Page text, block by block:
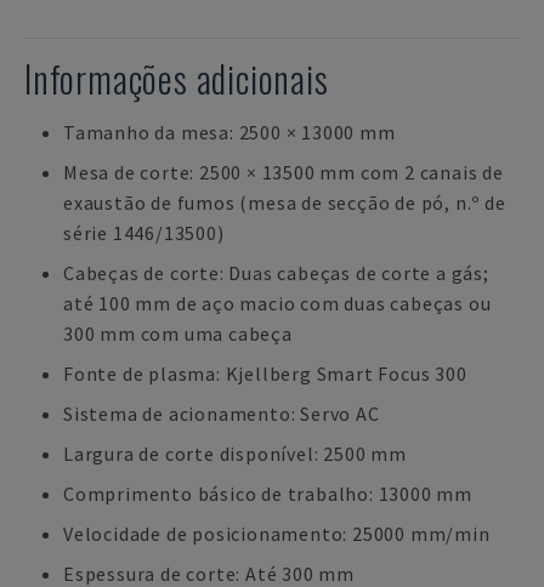
Informações adicionais
Tamanho da mesa: 2500 × 13000 mm
Mesa de corte: 2500 × 13500 mm com 2 canais de
exaustão de fumos (mesa de secção de pó, n.º de
série 1446/13500)
Cabeças de corte: Duas cabeças de corte a gás;
até 100 mm de aço macio com duas cabeças ou
300 mm com uma cabeça
Fonte de plasma: Kjellberg Smart Focus 300
Sistema de acionamento: Servo AC
Largura de corte disponível: 2500 mm
Comprimento básico de trabalho: 13000 mm
Velocidade de posicionamento: 25000 mm/min
Espessura de corte: Até 300 mm